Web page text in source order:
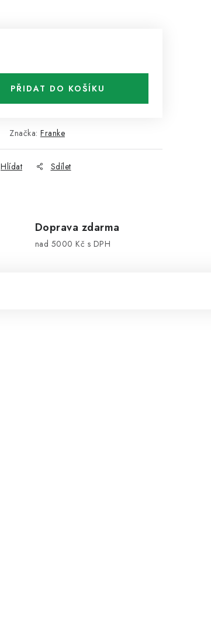
PŘIDAT DO KOŠÍKU
Značka: Franke
Hlídat Sdílet
Doprava zdarma
nad 5000 Kč s DPH